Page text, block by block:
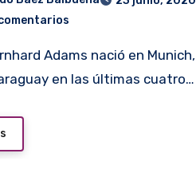
en las últimas cuatro…